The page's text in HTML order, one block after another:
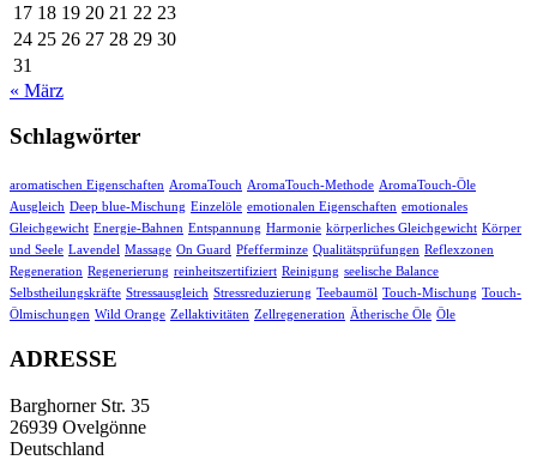
17 18 19 20 21 22 23
24 25 26 27 28 29 30
31
« März
Schlagwörter
aromatischen Eigenschaften AromaTouch AromaTouch-Methode AromaTouch-Öle
Ausgleich Deep blue-Mischung Einzelöle emotionalen Eigenschaften emotionales
Gleichgewicht Energie-Bahnen Entspannung Harmonie körperliches Gleichgewicht Körper
und Seele Lavendel Massage On Guard Pfefferminze Qualitätsprüfungen Reflexzonen
Regeneration Regenerierung reinheitszertifiziert Reinigung seelische Balance
Selbstheilungskräfte Stressausgleich Stressreduzierung Teebaumöl Touch-Mischung Touch-
Ölmischungen Wild Orange Zellaktivitäten Zellregeneration Ätherische Öle Öle
ADRESSE
Barghorner Str. 35
26939 Ovelgönne
Deutschland